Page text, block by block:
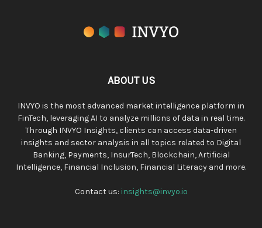
ABOUT US
INVYO is the most advanced market intelligence platform in
FinTech, leveraging AI to analyze millions of data in real time.
Through INVYO Insights, clients can access data-driven
insights and sector analysis in all topics related to Digital
Banking, Payments, InsurTech, Blockchain, Artificial
Intelligence, Financial Inclusion, Financial Literacy and more.
Contact us: insights@invyo.io